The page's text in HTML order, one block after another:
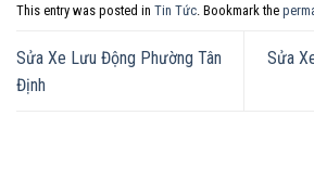
This entry was posted in Tin Tức . Bookmark the
Sửa Xe Lưu Động Phường Tân
Định
Sửa